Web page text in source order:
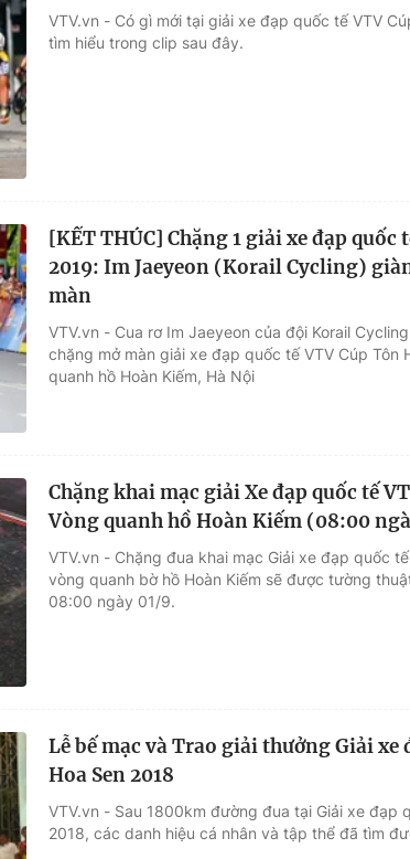
VTV.vn - Có gì mới tại giải xe đạp quốc tế VTV
tìm hiểu trong clip sau đây.
[KẾT THÚC] Chặng 1 giải xe đạp quốc
2019: Im Jaeyeon (Korail Cycling)
màn
VTV.vn - Cua rơ Im Jaeyeon của đội Korail
chặng mở màn giải xe đạp quốc tế VTV Cúp Tôn
quanh hồ Hoàn Kiếm, Hà Nội
Chặng khai mạc giải Xe đạp quốc tế
Vòng quanh hồ Hoàn Kiếm (08:00
VTV.vn - Chặng đua khai mạc Giải xe đạp quốc
vòng quanh bờ hồ Hoàn Kiếm sẽ được tường
08:00 ngày 01/9.
Lễ bế mạc và Trao giải thưởng Giải xe
Hoa Sen 2018
VTV.vn - Sau 1800km đường đua tại Giải xe đạp
2018, các danh hiệu cá nhân và tập thể đã tìm